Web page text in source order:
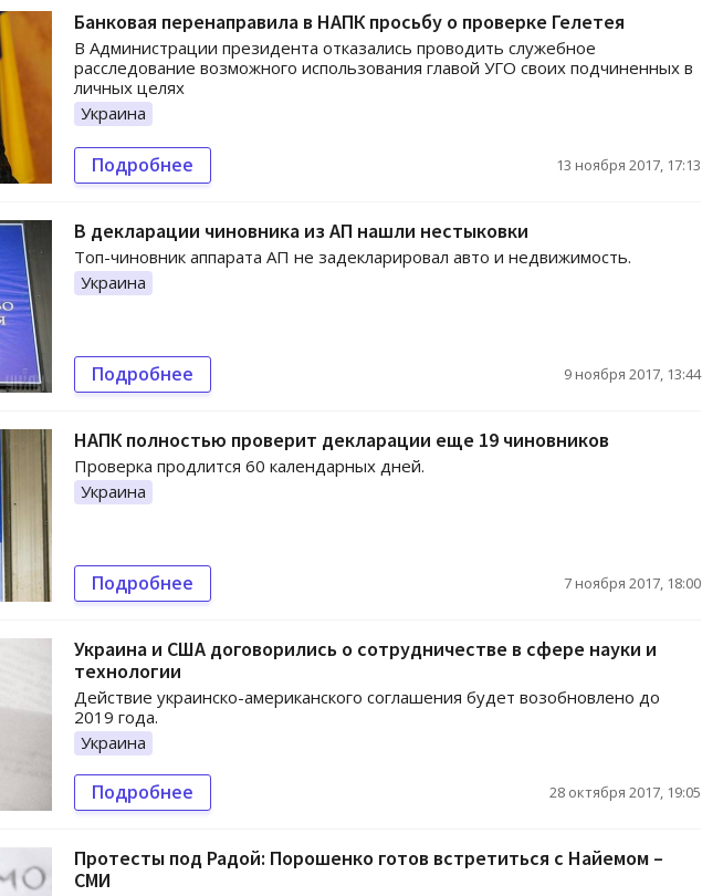
Банковая перенаправила в НАПК просьбу о проверке Гелетея
В Администрации президента отказались проводить служебное
расследование возможного использования главой УГО своих подчиненных в
личных целях
Украина
Подробнее 13 ноября 2017, 17:13
В декларации чиновника из АП нашли нестыковки
Топ-чиновник аппарата АП не задекларировал авто и недвижимость.
Украина
Подробнее 9 ноября 2017, 13:44
НАПК полностью проверит декларации еще 19 чиновников
Проверка продлится 60 календарных дней.
Украина
Подробнее 7 ноября 2017, 18:00
Украина и США договорились о сотрудничестве в сфере науки и
технологии
Действие украинско-американского соглашения будет возобновлено до
2019 года.
Украина
Подробнее 28 октября 2017, 19:05
Протесты под Радой: Порошенко готов встретиться с Найемом –
СМИ